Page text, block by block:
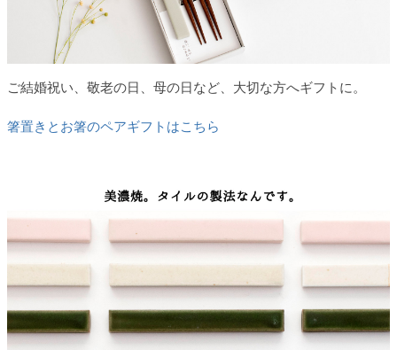
ご結婚祝い、敬老の日、母の日など、大切な方へギフトに。
箸置きとお箸のペアギフトはこちら